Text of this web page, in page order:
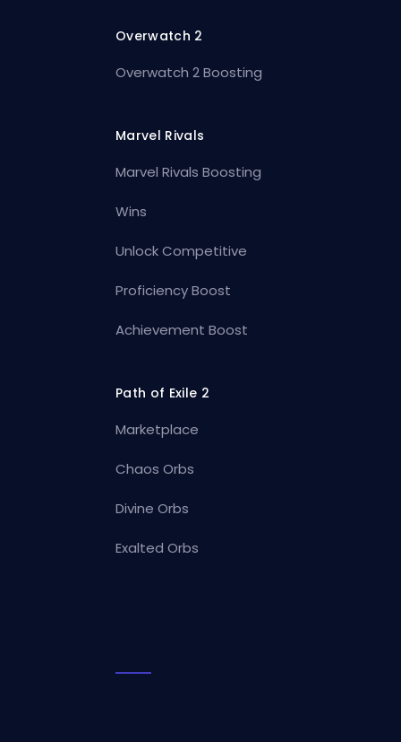
Overwatch 2
Overwatch 2 Boosting
Marvel Rivals
Marvel Rivals Boosting
Wins
Unlock Competitive
Proficiency Boost
Achievement Boost
Path of Exile 2
Marketplace
Chaos Orbs
Divine Orbs
Exalted Orbs